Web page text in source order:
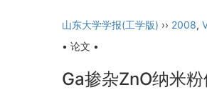
山东大学学报(工学版) ›› 2008,
• 论文 •
Ga掺杂ZnO纳米